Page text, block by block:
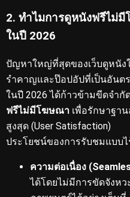
2. ทำไมการดูหนังฟรีไม่
ในปี 2026
ปัญหาใหญ่ที่สุดของเว็บดูหนั
รำคาญและป๊อปอัปที่เป็นอันต
ในปี 2026 ได้ก้าวข้ามขีดจำกั
ฟรีไม่มีโฆษณา เพื่อรักษาฐา
สูงสุด (User Satisfaction)
ประโยชน์ของการรับชมแบบ
ความต่อเนื่อง
ได้โดยไม่มีการขัดจังหว